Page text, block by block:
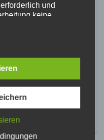
und
keine
ein.
der Anschrift, E-Mail-
einer betroffenen
mit der
und in
uns geltenden
möchte unser
genutzten und